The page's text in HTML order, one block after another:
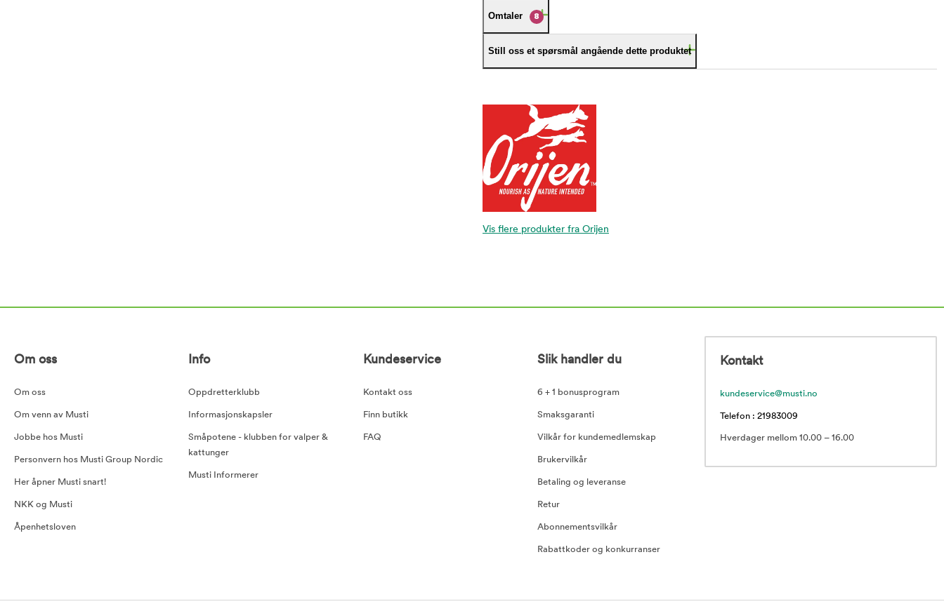
Omtaler 8
Still oss et spørsmål angående dette produktet
Vis flere produkter fra Orijen
Om oss
Om oss
Om venn av Musti
Jobbe hos Musti
Personvern hos Musti Group Nordic
Her åpner Musti snart!
NKK og Musti
Åpenhetsloven
Info
Oppdretterklubb
Informasjonskapsler
Småpotene - klubben for valper &
kattunger
Musti Informerer
Kundeservice
Kontakt oss
Finn butikk
FAQ
Slik handler du
6 + 1 bonusprogram
Smaksgaranti
Vilkår for kundemedlemskap
Brukervilkår
Betaling og leveranse
Retur
Abonnementsvilkår
Rabattkoder og konkurranser
Kontakt
kundeservice@musti.no
Telefon : 21983009
Hverdager mellom 10.00 – 16.00